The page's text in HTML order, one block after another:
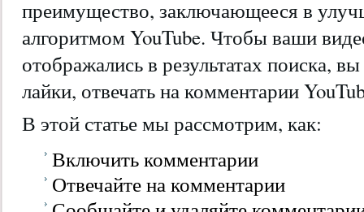
преимущество, заключающееся в
алгоритмом YouTube. Чтобы ваши
отображались в результатах поиска,
лайки, отвечать на комментарии
В этой статье мы рассмотрим, как:
Включить комментарии
Отвечайте на комментарии